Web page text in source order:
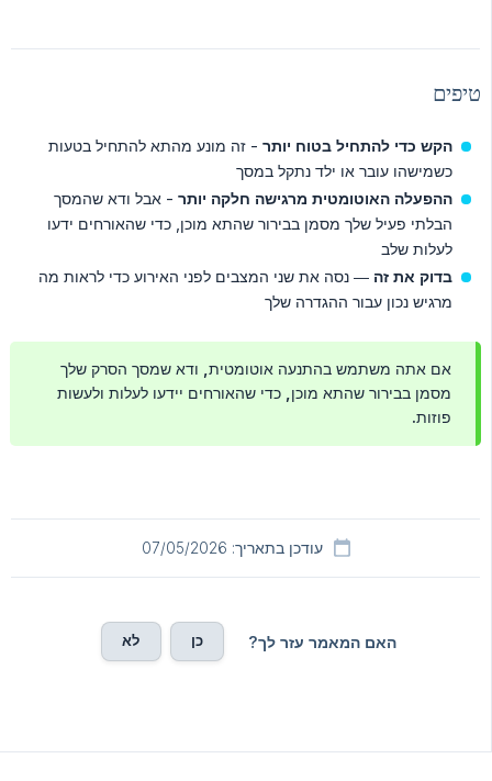
טיפים
הקש כדי להתחיל בטוח יותר - זה מונע מהתא להתחיל בטעות
כשמישהו עובר או ילד נתקל במסך
ההפעלה האוטומטית מרגישה חלקה יותר - אבל ודא שהמסך
הבלתי פעיל שלך מסמן בבירור שהתא מוכן, כדי שהאורחים ידעו
לעלות שלב
בדוק את זה — נסה את שני המצבים לפני האירוע כדי לראות מה
מרגיש נכון עבור ההגדרה שלך
אם אתה משתמש בהתנעה אוטומטית, ודא שמסך הסרק שלך
מסמן בבירור שהתא מוכן, כדי שהאורחים יידעו לעלות ולעשות
פוזות.
עודכן בתאריך: 07/05/2026
האם המאמר עזר לך? כן לא